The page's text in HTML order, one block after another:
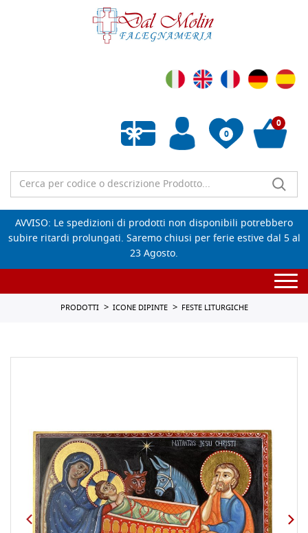
0
Wishlist vuota
0
AVVISO: Le spedizioni di prodotti non disponibili potrebbero
subire ritardi prolungati. Saremo chiusi per ferie estive dal 5 al
23 Agosto.
PRODOTTI ICONE DIPINTE FESTE LITURGICHE